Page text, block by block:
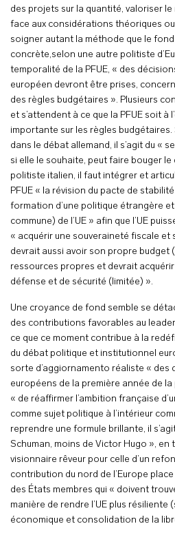
des projets sur la quantité, valoriser
face aux considérations théoriques
soigner autant la méthode que le
concrète,selon une autre politiste
temporalité de la PFUE, « des
européen devront être prises,
des règles budgétaires ». Plusieurs
et s’attendent à ce que la PFUE soit à
importante sur les règles
dans le débat allemand, il s’agit du «
si elle le souhaite, peut faire bouger
politiste italien, il faut intégrer et
PFUE « la révision du pacte de
formation d’une politique étrangère
commune) de l’UE » afin que l’UE
« acquérir une souveraineté fiscale et
devrait aussi avoir son propre budget
ressources propres et devrait
défense et de sécurité (limitée) ».
Une croyance de fond semble se
des contributions favorables au
ce que ce moment contribue à la
du débat politique et institutionnel
sorte d’aggiornamento réaliste « des
européens de la première année de
« de réaffirmer l’ambition française
comme sujet politique à l’intérieur
reprendre une formule brillante, il
Schuman, moins de Victor Hugo », en
visionnaire rêveur pour celle d’un
contribution du nord de l’Europe
des États membres qui « doivent
manière de rendre l’UE plus
économique et consolidation de la